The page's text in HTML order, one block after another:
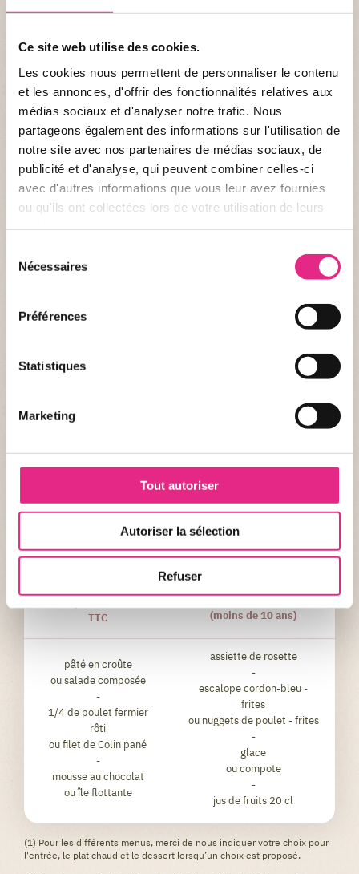
Ce site web utilise des cookies.
Les cookies nous permettent de personnaliser le contenu
et les annonces, d'offrir des fonctionnalités relatives aux
médias sociaux et d'analyser notre trafic. Nous
partageons également des informations sur l'utilisation de
notre site avec nos partenaires de médias sociaux, de
publicité et d'analyse, qui peuvent combiner celles-ci
avec d'autres informations que vous leur avez fournies
ou qu'ils ont collectées lors de votre utilisation de leurs
Nécessaires
Préférences
Statistiques
Marketing
Tout autoriser
Autoriser la sélection
Refuser
Réservation minimum 10 jours à l'avance
REPAS PRIS INDIVIDUELLEMENT, PAS DE TABLES RÉSERVÉES
Ticket repas à récupérer à votre arrivée à la caisse groupe.
environnement de la cafétéria self-service « Le Quai West ». Vous y
décor totalement dépaysant. Située au cœur de l’espace
zoologique, elle constitue une halte particulièrement agréable au
moment du déjeuner, avec sa terrasse surplombant "la Baie des
Phoques" !
TTC
Le Moussaillon 9,90€ TTC
(moins de 10 ans)
pâté en croûte
ou salade composée
-
1/4 de poulet fermier
rôti
ou filet de Colin pané
-
mousse au chocolat
ou île flottante
assiette de rosette
-
escalope cordon-bleu -
frites
ou nuggets de poulet - frites
-
glace
ou compote
-
jus de fruits 20 cl
(1) Pour les différents menus, merci de nous indiquer votre choix pour
l'entrée, le plat chaud et le dessert lorsqu’un choix est proposé.